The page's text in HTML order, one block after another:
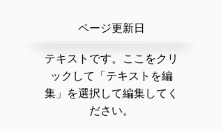
​ページ更新日
テキストです。ここをクリ
ックして「テキストを編
集」を選択して編集してく
ださい。